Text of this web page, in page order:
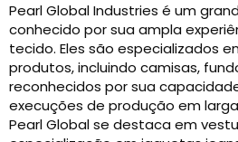
Pearl Global Industries é um
conhecido por sua ampla
tecido. Eles são especializados
produtos, incluindo camisas,
reconhecidos por sua
execuções de produção em
Pearl Global se destaca em